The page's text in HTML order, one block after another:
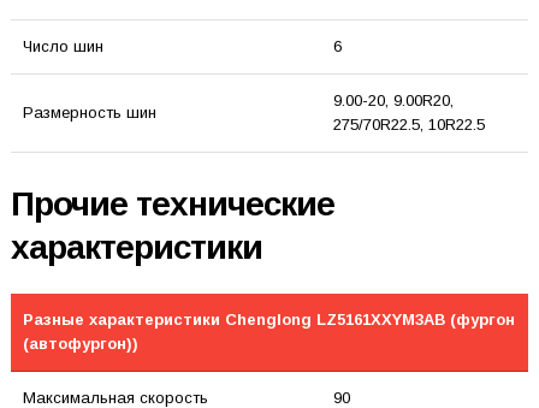
Число шин 6
Размерность шин
9.00-20, 9.00R20,
275/70R22.5, 10R22.5
Прочие технические
характеристики
Разные характеристики Chenglong LZ5161XXYM3AB (фургон
(автофургон))
Максимальная скорость 90